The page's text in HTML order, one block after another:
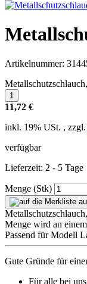
Artikelnummer:
11,72 €
inkl. 19% USt. , zzgl.
verfügbar
Lieferzeit: 2 - 5 Tage
Menge (Stk)
Menge wird an
Passend für Modell
Gute Gründe für
Für alle bei